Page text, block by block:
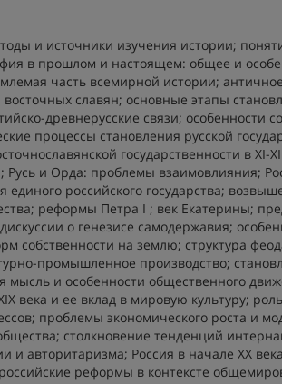
и источники изучения истории;
в прошлом и настоящем: общее и
часть всемирной истории;
славян; основные этапы
древнерусские связи; особенности
процессы становления русской
государственности в XI-
Русь и Орда: проблемы взаимовлияния;
российского государства;
реформы Петра I ; век Екатерины;
о генезисе самодержавия;
собственности на землю; структура
промышленное производство;
и особенности общественного
века и ее вклад в мировую культуру;
проблемы экономического роста и
столкновение тенденций
авторитаризма; Россия в начале XX
реформы в контексте